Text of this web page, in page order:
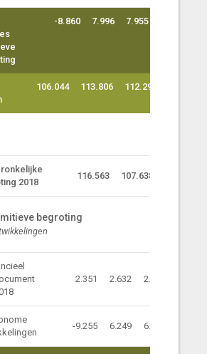
-8.860 7.996 7.955
106.044 113.806 112.296
2018
116.563 107.638
begroting
2.351 2.632 2.628
-9.255 6.249 6.193